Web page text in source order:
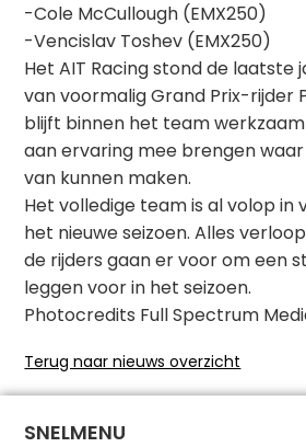
-Cole McCullough (EMX250)
-Vencislav Toshev (EMX250)
Het AIT Racing stond de laatste
van voormalig Grand Prix-rijder
blijft binnen het team
aan ervaring mee brengen
van kunnen maken.
Het volledige team is al volop in
het nieuwe seizoen. Alles
de rijders gaan er voor om een
leggen voor in het seizoen.
Photocredits Full Spectrum
Terug naar nieuws overzicht
SNELMENU